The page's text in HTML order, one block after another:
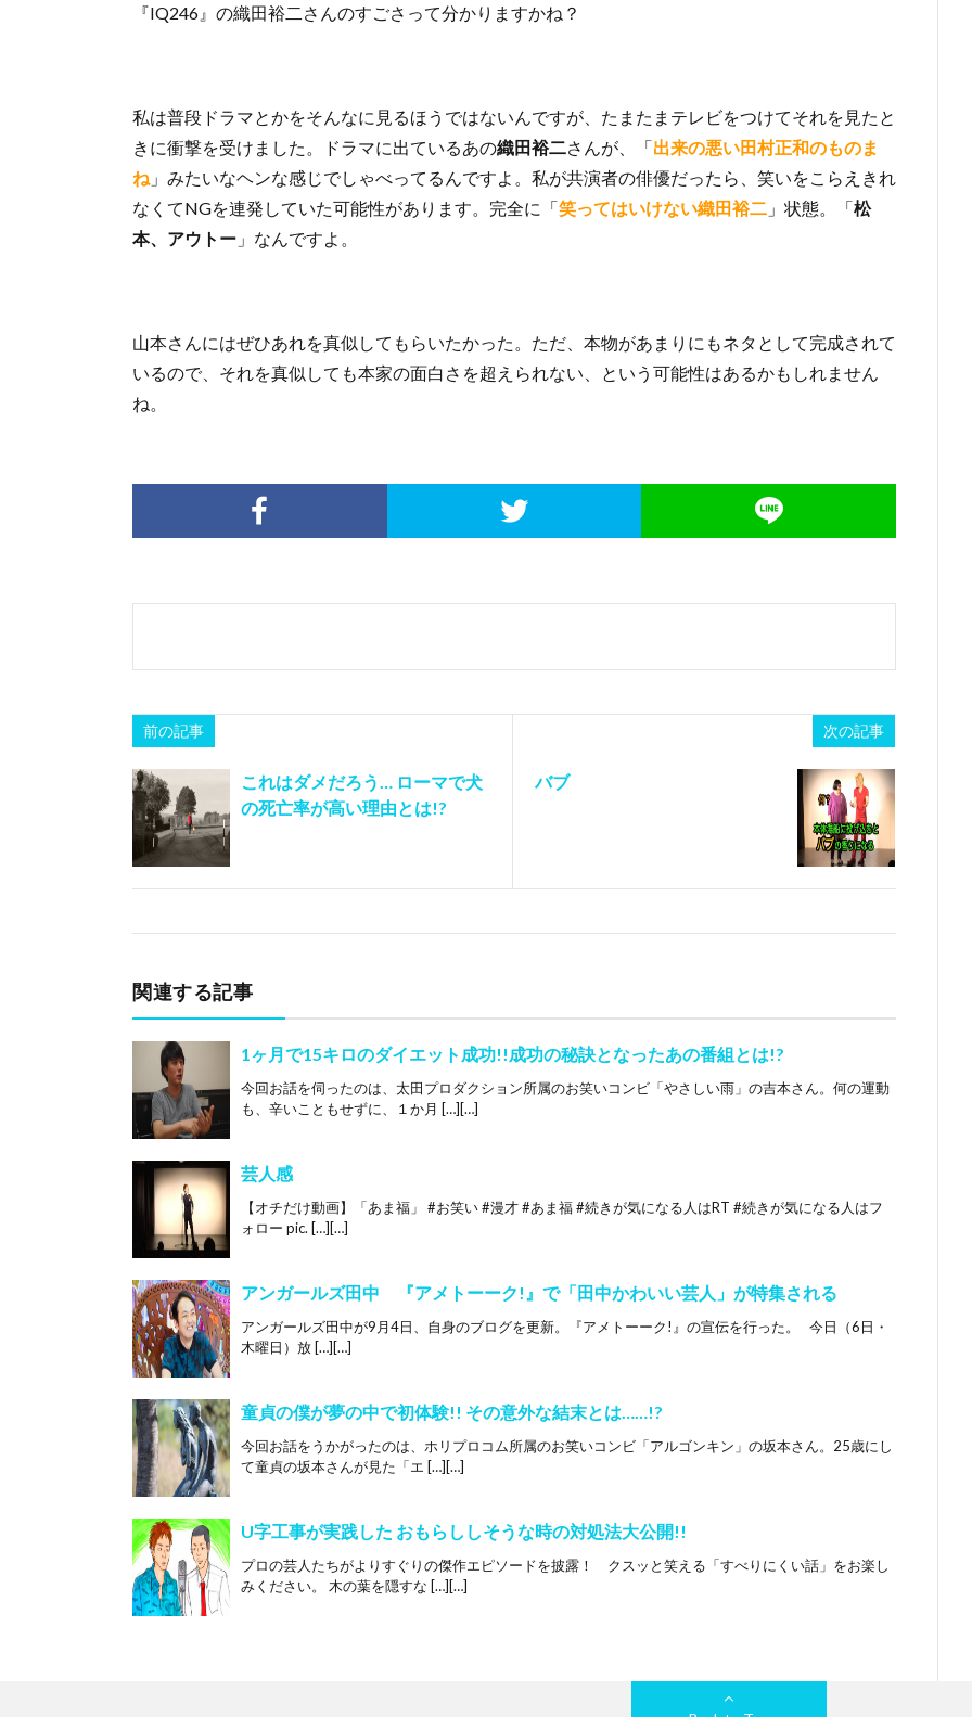
『IQ246』の織田裕二さんのすごさって分かりますかね？
私は普段ドラマとかをそんなに見るほうではないんですが、たまたまテレビをつけてそれを見たと
きに衝撃を受けました。ドラマに出ているあの織田裕二さんが、「出来の悪い田村正和のものま
ね 」みたいなヘンな感じでしゃべってるんですよ。私が共演者の俳優だったら、笑いをこらえきれ
なくてNGを連発していた可能性があります。完全に「笑ってはいけない織田裕二 」状態。「松
本、アウトー 」なんですよ。
山本さんにはぜひあれを真似してもらいたかった。ただ、本物があまりにもネタとして完成されて
いるので、それを真似しても本家の面白さを超えられない、という可能性はあるかもしれません
ね。
前の記事
これはダメだろう… ローマで犬
の死亡率が高い理由とは!?
次の記事
バブ
関連する記事
1ヶ月で15キロのダイエット成功!!成功の秘訣となったあの番組とは!?
今回お話を伺ったのは、太田プロダクション所属のお笑いコンビ「やさしい雨」の吉本さん。何の運動
も、辛いこともせずに、１か月 […][…]
芸人感
【オチだけ動画】「あま福」 #お笑い #漫才 #あま福 #続きが気になる人はRT #続きが気になる人はフ
ォロー pic. […][…]
アンガールズ田中 『アメトーーク!』で「田中かわいい芸人」が特集される
アンガールズ田中が9月4日、自身のブログを更新。『アメトーーク!』の宣伝を行った。 今日（6日・
木曜日）放 […][…]
童貞の僕が夢の中で初体験!! その意外な結末とは……!?
今回お話をうかがったのは、ホリプロコム所属のお笑いコンビ「アルゴンキン」の坂本さん。25歳にし
て童貞の坂本さんが見た「エ […][…]
U字工事が実践した おもらししそうな時の対処法大公開!!
プロの芸人たちがよりすぐりの傑作エピソードを披露！ クスッと笑える「すべりにくい話」をお楽し
みください。 木の葉を隠すな […][…]